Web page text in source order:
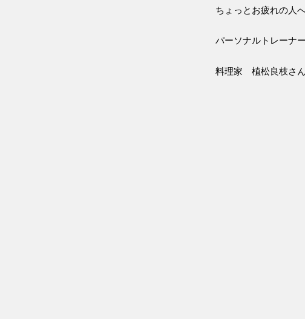
ちょっとお疲れの人
パーソナルトレーナ
料理家 植松良枝さ